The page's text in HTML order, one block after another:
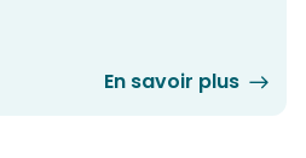
En savoir plus